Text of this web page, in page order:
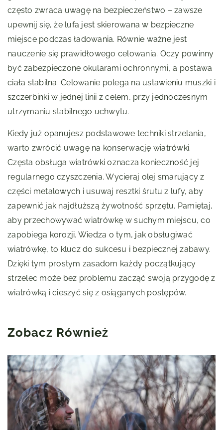
często zwraca uwagę na bezpieczeństwo – zawsze
upewnij się, że lufa jest skierowana w bezpieczne
miejsce podczas ładowania. Równie ważne jest
nauczenie się prawidłowego celowania. Oczy powinny
być zabezpieczone okularami ochronnymi, a postawa
ciała stabilna. Celowanie polega na ustawieniu muszki i
szczerbinki w jednej linii z celem, przy jednoczesnym
utrzymaniu stabilnego uchwytu.
Kiedy już opanujesz podstawowe techniki strzelania,
warto zwrócić uwagę na konserwację wiatrówki.
Częsta obsługa wiatrówki oznacza konieczność jej
regularnego czyszczenia. Wycieraj olej smarujący z
części metalowych i usuwaj resztki śrutu z lufy, aby
zapewnić jak najdłuższą żywotność sprzętu. Pamiętaj,
aby przechowywać wiatrówkę w suchym miejscu, co
zapobiega korozji. Wiedza o tym, jak obsługiwać
wiatrówkę, to klucz do sukcesu i bezpiecznej zabawy.
Dzięki tym prostym zasadom każdy początkujący
strzelec może bez problemu zacząć swoją przygodę z
wiatrówką i cieszyć się z osiąganych postępów.
Zobacz Również